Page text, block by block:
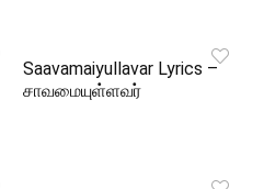
Saavamaiyullavar Lyrics –
சாவமையுள்ளவர்